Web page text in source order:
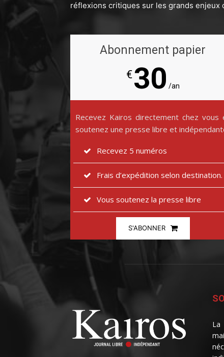
réflexions critiques sur les grands enjeux
Abonnement papier
€30 /an
Recevez Kairos directement chez vous
soutenez une presse libre et
Recevez 5 numéros
Frais d’expédition selon destination.
Vous soutenez la presse libre
S'ABONNER
La